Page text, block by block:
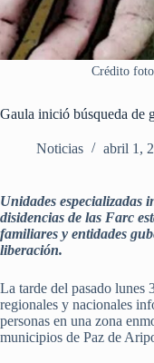
Crédito
Gaula inició búsqueda de
Noticias abril 1,
Unidades especializadas
disidencias de las Farc
familiares y entidades
liberación.
La tarde del pasado lunes
regionales y nacionales
personas en una zona
municipios de Paz de